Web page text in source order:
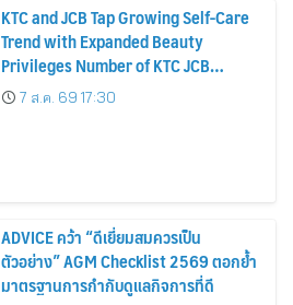
KTC and JCB Tap Growing Self-Care
Trend with Expanded Beauty
Privileges Number of KTC JCB
Cardmembers Spending on
Cosmetics Rises 26%
7 ส.ค. 69 17:30
ADVICE คว้า “ดีเยี่ยมสมควรเป็น
ตัวอย่าง” AGM Checklist 2569 ตอกย้ำ
มาตรฐานการกำกับดูแลกิจการที่ดี